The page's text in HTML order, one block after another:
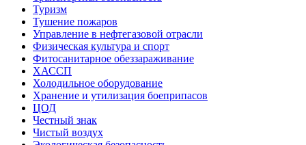
Туризм
Тушение пожаров
Управление в нефтегазовой отрасли
Физическая культура и спорт
Фитосанитарное обеззараживание
ХАССП
Холодильное оборудование
Хранение и утилизация боеприпасов
ЦОД
Честный знак
Чистый воздух